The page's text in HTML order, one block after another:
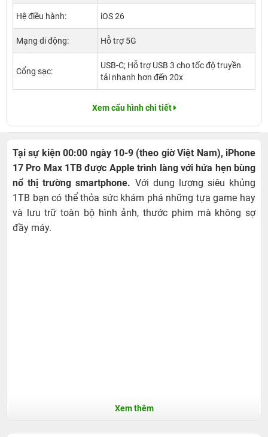
Hệ điều hành: iOS 26
Mạng di động: Hỗ trợ 5G
Cổng sạc:
USB-C; Hỗ trợ USB 3 cho tốc độ truyền
tải nhanh hơn đến 20x
Xem cấu hình chi tiết
Tại sự kiện 00:00 ngày 10-9 (theo giờ Việt Nam), iPhone
17 Pro Max 1TB được Apple trình làng với hứa hẹn bùng
nổ thị trường smartphone. Với dung lượng siêu khủng
1TB bạn có thể thỏa sức khám phá những tựa game hay
và lưu trữ toàn bộ hình ảnh, thước phim mà không sợ
đầy máy.
Xem thêm